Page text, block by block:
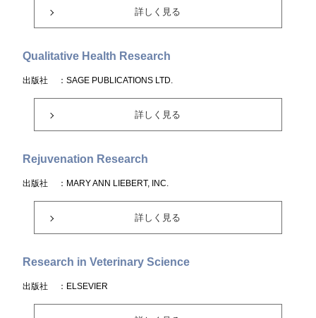
詳しく見る
Qualitative Health Research
出版社 ：SAGE PUBLICATIONS LTD.
詳しく見る
Rejuvenation Research
出版社 ：MARY ANN LIEBERT, INC.
詳しく見る
Research in Veterinary Science
出版社 ：ELSEVIER